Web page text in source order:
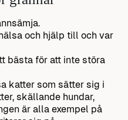
och hjälp till och var
bästa för att inte störa
katter som sätter sig i
skällande hundar,
är alla exempel på